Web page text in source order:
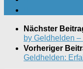
Nächster
by Geldhelden
Vorheriger
Geldhelden: